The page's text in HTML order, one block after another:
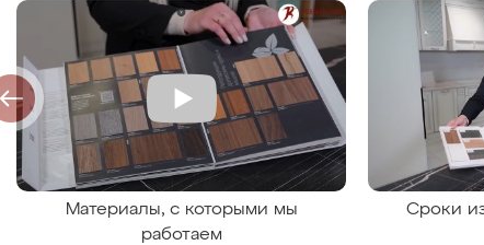
Материалы, с которыми мы
работаем
Сроки